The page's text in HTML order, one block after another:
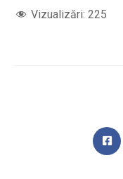
Vizualizări: 225